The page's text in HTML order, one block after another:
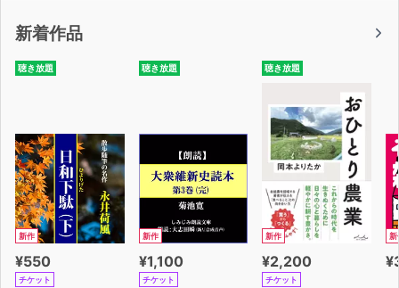
新着作品
聴き放題
新作
¥550
チケット
聴き放題
新作
¥1,100
チケット
聴き放題
新作
¥2,200
チケット
新